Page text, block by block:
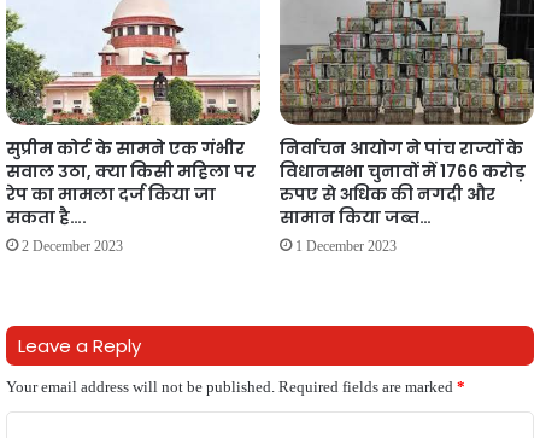
सुप्रीम कोर्ट के सामने एक गंभीर
सवाल उठा, क्या किसी महिला पर
रेप का मामला दर्ज किया जा
सकता है….
2 December 2023
निर्वाचन आयोग ने पांच राज्यों के
विधानसभा चुनावों में 1766 करोड़
रुपए से अधिक की नगदी और
सामान किया जब्त…
1 December 2023
Leave a Reply
Your email address will not be published. Required fields are marked *